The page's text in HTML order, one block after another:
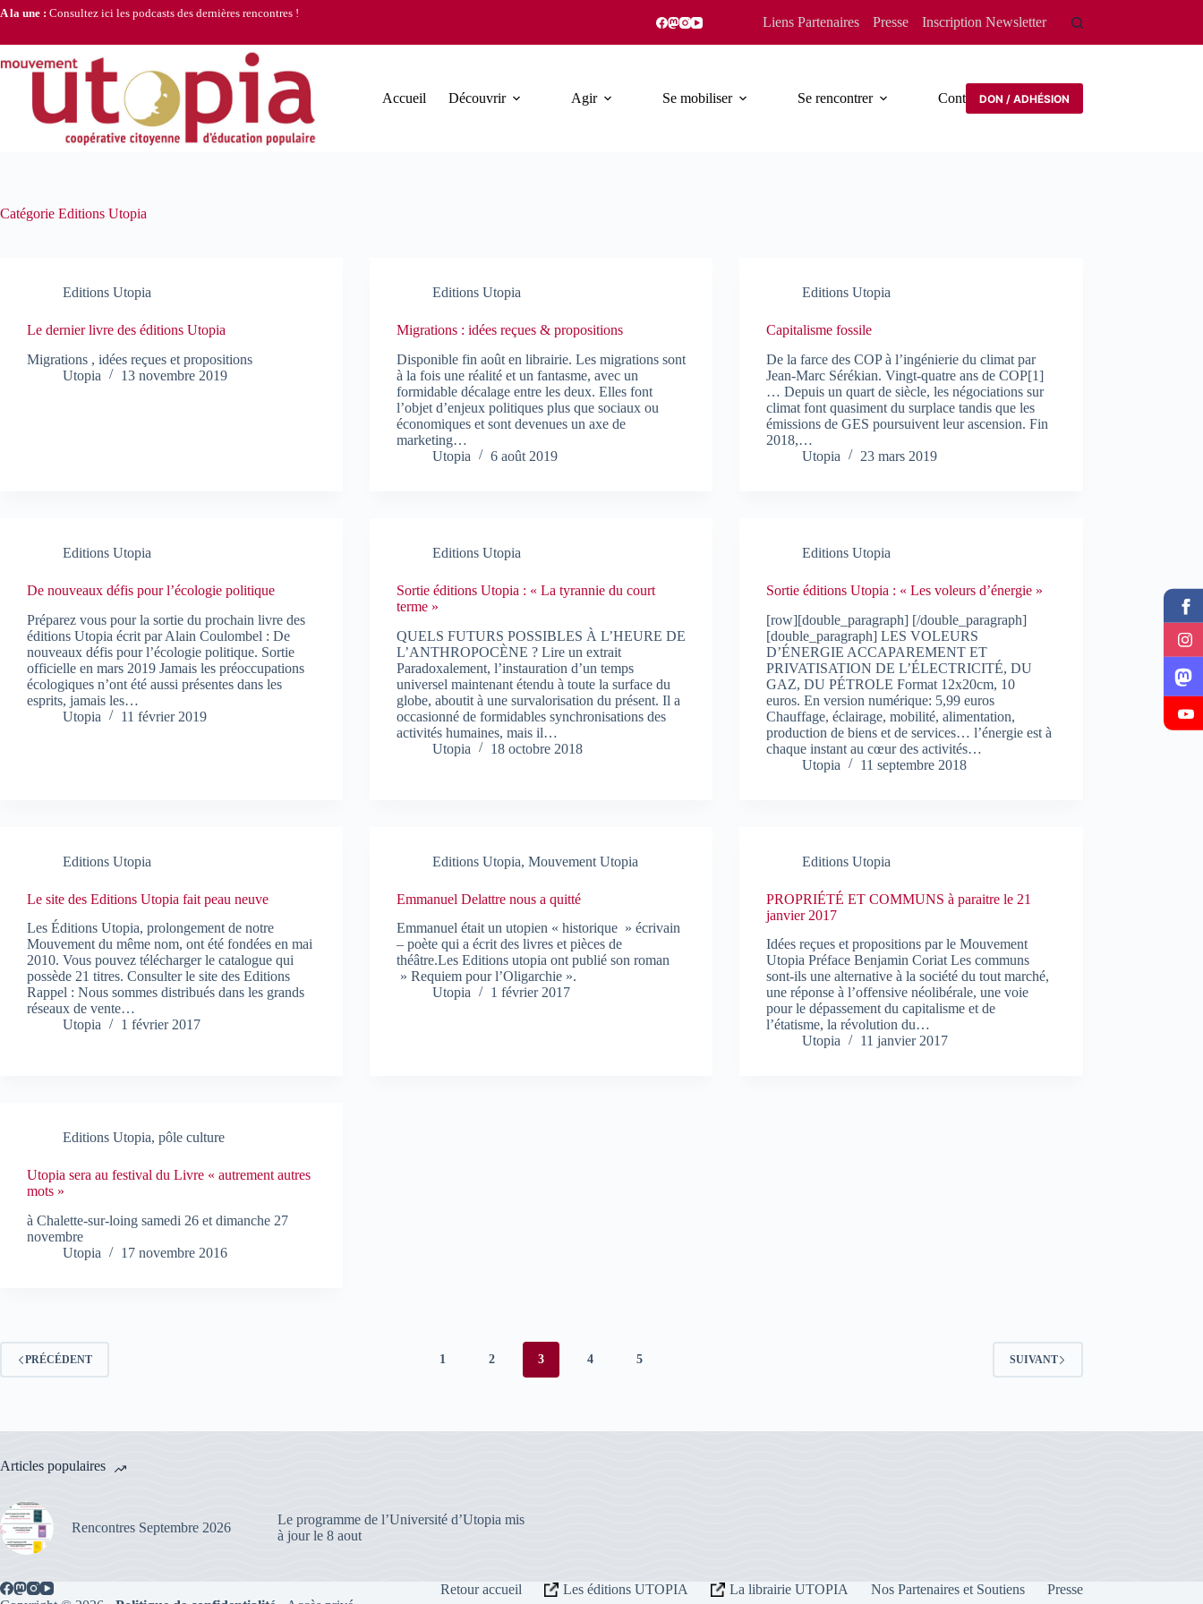
Passer
A la une : Consultez ici les podcasts des dernières rencontres !
Liens Partenaires Presse Inscription Newsletter
Accueil Découvrir Agir Se mobiliser Se rencontrer ContactDON / ADHÉSION
Catégorie Editions Utopia
Editions Utopia
Le dernier livre des éditions Utopia
Migrations , idées reçues et propositions
Utopia
13 novembre 2019
Editions Utopia
Migrations : idées reçues & propositions
Disponible fin août en librairie. Les migrations sont
à la fois une réalité et un fantasme, avec un
formidable décalage entre les deux. Elles font
l’objet d’enjeux politiques plus que sociaux ou
économiques et sont devenues un axe de
marketing…
Utopia
6 août 2019
Editions Utopia
Capitalisme fossile
De la farce des COP à l’ingénierie du climat par
Jean-Marc Sérékian. Vingt-quatre ans de COP[1]
… Depuis un quart de siècle, les négociations sur
climat font quasiment du surplace tandis que les
émissions de GES poursuivent leur ascension. Fin
2018,…
Utopia
23 mars 2019
Editions Utopia
De nouveaux défis pour l’écologie politique
Préparez vous pour la sortie du prochain livre des
éditions Utopia écrit par Alain Coulombel : De
nouveaux défis pour l’écologie politique. Sortie
officielle en mars 2019 Jamais les préoccupations
écologiques n’ont été aussi présentes dans les
esprits, jamais les…
Utopia
11 février 2019
Editions Utopia
Sortie éditions Utopia : « La tyrannie du court
terme »
QUELS FUTURS POSSIBLES À L’HEURE DE
L’ANTHROPOCÈNE ? Lire un extrait
Paradoxalement, l’instauration d’un temps
universel maintenant étendu à toute la surface du
globe, aboutit à une survalorisation du présent. Il a
occasionné de formidables synchronisations des
activités humaines, mais il…
Utopia
18 octobre 2018
Editions Utopia
Sortie éditions Utopia : « Les voleurs d’énergie »
[row][double_paragraph] [/double_paragraph]
[double_paragraph] LES VOLEURS
D’ÉNERGIE ACCAPAREMENT ET
PRIVATISATION DE L’ÉLECTRICITÉ, DU
GAZ, DU PÉTROLE Format 12x20cm, 10
euros. En version numérique: 5,99 euros
Chauffage, éclairage, mobilité, alimentation,
production de biens et de services… l’énergie est à
chaque instant au cœur des activités…
Utopia
11 septembre 2018
Editions Utopia
Le site des Editions Utopia fait peau neuve
Les Éditions Utopia, prolongement de notre
Mouvement du même nom, ont été fondées en mai
2010. Vous pouvez télécharger le catalogue qui
possède 21 titres. Consulter le site des Editions
Rappel : Nous sommes distribués dans les grands
réseaux de vente…
Utopia
1 février 2017
Editions Utopia,Mouvement Utopia
Emmanuel Delattre nous a quitté
Emmanuel était un utopien « historique » écrivain
– poète qui a écrit des livres et pièces de
théâtre.Les Editions utopia ont publié son roman
» Requiem pour l’Oligarchie ».
Utopia
1 février 2017
Editions Utopia
PROPRIÉTÉ ET COMMUNS à paraitre le 21
janvier 2017
Idées reçues et propositions par le Mouvement
Utopia Préface Benjamin Coriat Les communs
sont-ils une alternative à la société du tout marché,
une réponse à l’offensive néolibérale, une voie
pour le dépassement du capitalisme et de
l’étatisme, la révolution du…
Utopia
11 janvier 2017
Editions Utopia, pôle culture
Utopia sera au festival du Livre « autrement autres
mots »
à Chalette-sur-loing samedi 26 et dimanche 27
novembre
Utopia
17 novembre 2016
PRÉCÉDENT 1 2 3 4 5 SUIVANT
Articles populaires
Rencontres Septembre 2026
Le programme de l’Université d’Utopia mis
à jour le 8 aout
Retour accueil Les éditions UTOPIA La librairie UTOPIA Nos Partenaires et Soutiens
Presse